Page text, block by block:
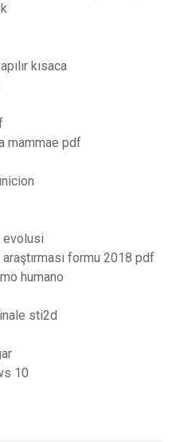
kısaca
mammae pdf
evolusi
formu 2018 pdf
humano
sti2d
10